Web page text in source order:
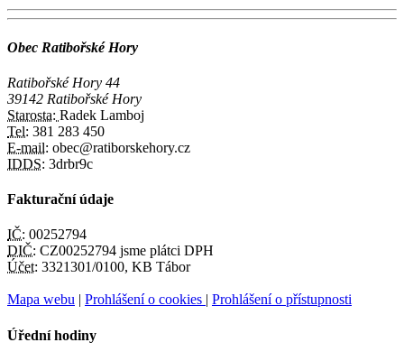
Obec Ratibořské Hory
Ratibořské Hory 44
39142 Ratibořské Hory
Starosta: Radek Lamboj
Tel: 381 283 450
E-mail: obec@ratiborskehory.cz
IDDS: 3drbr9c
Fakturační údaje
IČ: 00252794
DIČ: CZ00252794 jsme plátci DPH
Účet: 3321301/0100, KB Tábor
Mapa webu | Prohlášení o cookies | Prohlášení o přístupnosti
Úřední hodiny